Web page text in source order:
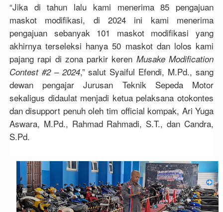
“Jika di tahun lalu kami menerima 85 pengajuan
maskot modifikasi, di 2024 ini kami menerima
pengajuan sebanyak 101 maskot modifikasi yang
akhirnya terseleksi hanya 50 maskot dan lolos kami
pajang rapi di zona parkir keren Musake Modification
Contest #2 – 2024,” salut Syaiful Efendi, M.Pd., sang
dewan pengajar Jurusan Teknik Sepeda Motor
sekaligus didaulat menjadi ketua pelaksana otokontes
dan disupport penuh oleh tim official kompak, Ari Yuga
Aswara, M.Pd., Rahmad Rahmadi, S.T., dan Candra,
S.Pd.